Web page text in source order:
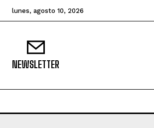
lunes, agosto 10, 2026
NEWSLETTER